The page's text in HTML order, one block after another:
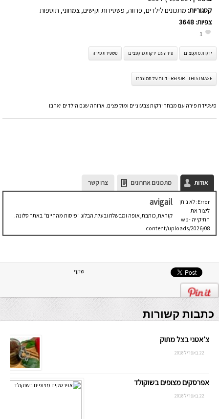
קטגוריות: מתכונים לילדים, פרווה, פשטידות וקישים, צמחוני, תוספות
צפיות: 3648
1
ירקות מוקפצים פירה עם ירקות מוקפצים פשטידת פירה
REPORT THIS IMAGE - דווח על תמונה זו
פשטידת פירה עם מבחר ירקות צבעוניים ומוקפצים. ארוחה שגם הילדים יאהבו
אודות מתכונים אחרונים צרו קשר
Error: לא ניתן
ליצור את
התיקייה wp-
content/uploads/2026/08.
יש לבדוק
avigail
קוראת,כותבת,אופה ומבשלת ובעלת הבלוג "פיסות מהחיים" באתר סלונה.
שתף
כתבות קשורות
צ’אטני בצל מתוק
22 באפריל 2018
אפרסקים מצופים בשוקולד
22 באפריל 2018